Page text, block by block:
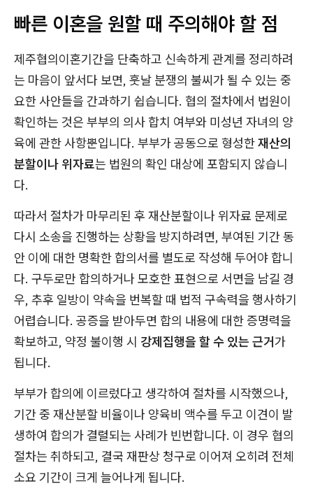
빠른 이혼을 원할 때 주의해야 할 점
제주협의이혼기간을 단축하고 신속하게 관계를 정리하려
는 마음이 앞서다 보면, 훗날 분쟁의 불씨가 될 수 있는 중
요한 사안들을 간과하기 쉽습니다. 협의 절차에서 법원이
확인하는 것은 부부의 의사 합치 여부와 미성년 자녀의 양
육에 관한 사항뿐입니다. 부부가 공동으로 형성한재산의
분할이나 위자료는 법원의 확인 대상에 포함되지 않습니
다.
따라서 절차가 마무리된 후 재산분할이나 위자료 문제로
다시 소송을 진행하는 상황을 방지하려면, 부여된 기간 동
안 이에 대한 명확한 합의서를 별도로 작성해 두어야 합니
다. 구두로만 합의하거나 모호한 표현으로 서면을 남길 경
우, 추후 일방이 약속을 번복할 때 법적 구속력을 행사하기
어렵습니다. 공증을 받아두면 합의 내용에 대한 증명력을
확보하고, 약정 불이행 시 강제집행을 할 수 있는 근거가
됩니다.
부부가 합의에 이르렀다고 생각하여 절차를 시작했으나,
기간 중 재산분할 비율이나 양육비 액수를 두고 이견이 발
생하여 합의가 결렬되는 사례가 빈번합니다. 이 경우 협의
절차는 취하되고, 결국 재판상 청구로 이어져 오히려 전체
소요 기간이 크게 늘어나게 됩니다.